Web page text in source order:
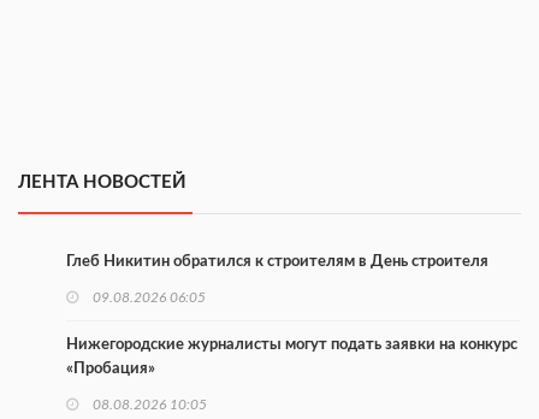
ЛЕНТА НОВОСТЕЙ
Глеб Никитин обратился к строителям в День строителя
09.08.2026 06:05
Нижегородские журналисты могут подать заявки на конкурс
«Пробация»
08.08.2026 10:05